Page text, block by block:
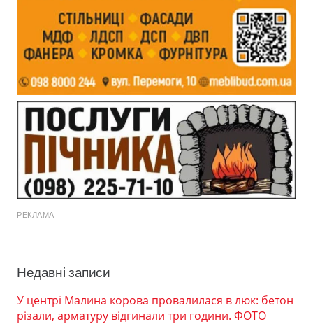
РЕКЛАМА
Недавні записи
У центрі Малина корова провалилася в люк: бетон
різали, арматуру відгинали три години. ФОТО